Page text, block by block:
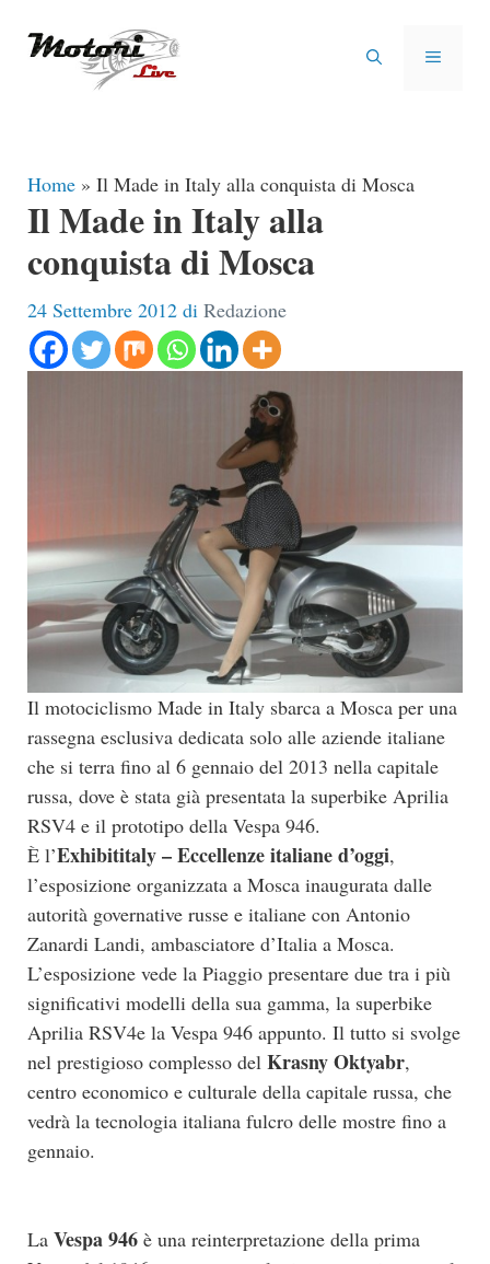
MENU
Home » Il Made in Italy alla conquista di Mosca
Il Made in Italy alla
conquista di Mosca
24 Settembre 2012 di Redazione
Il motociclismo Made in Italy sbarca a Mosca per una
rassegna esclusiva dedicata solo alle aziende italiane
che si terra fino al 6 gennaio del 2013 nella capitale
russa, dove è stata già presentata la superbike Aprilia
RSV4 e il prototipo della Vespa 946.
È l’Exhibititaly – Eccellenze italiane d’oggi,
l’esposizione organizzata a Mosca inaugurata dalle
autorità governative russe e italiane con Antonio
Zanardi Landi, ambasciatore d’Italia a Mosca.
L’esposizione vede la Piaggio presentare due tra i più
significativi modelli della sua gamma, la superbike
Aprilia RSV4e la Vespa 946 appunto. Il tutto si svolge
nel prestigioso complesso del Krasny Oktyabr,
centro economico e culturale della capitale russa, che
vedrà la tecnologia italiana fulcro delle mostre fino a
gennaio.
La Vespa 946 è una reinterpretazione della prima